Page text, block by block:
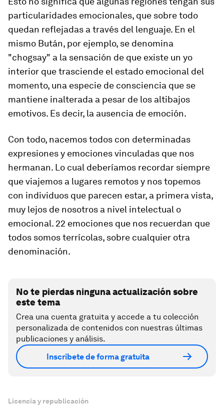
particularidades emocionales, que sobre todo
quedan reflejadas a través del lenguaje. En el
mismo Bután, por ejemplo, se denomina
"chogsay" a la sensación de que existe un yo
interior que trasciende el estado emocional del
momento, una especie de consciencia que se
mantiene inalterada a pesar de los altibajos
emotivos. Es decir, la ausencia de emoción.
Con todo, nacemos todos con determinadas
expresiones y emociones vinculadas que nos
hermanan. Lo cual deberíamos recordar siempre
que viajemos a lugares remotos y nos topemos
con individuos que parecen estar, a primera vista,
muy lejos de nosotros a nivel intelectual o
emocional. 22 emociones que nos recuerdan que
todos somos terrícolas, sobre cualquier otra
denominación.
No te pierdas ninguna actualización sobre
este tema
Crea una cuenta gratuita y accede a tu colección
personalizada de contenidos con nuestras últimas
publicaciones y análisis.
Inscríbete de forma gratuita
Licencia y republicación